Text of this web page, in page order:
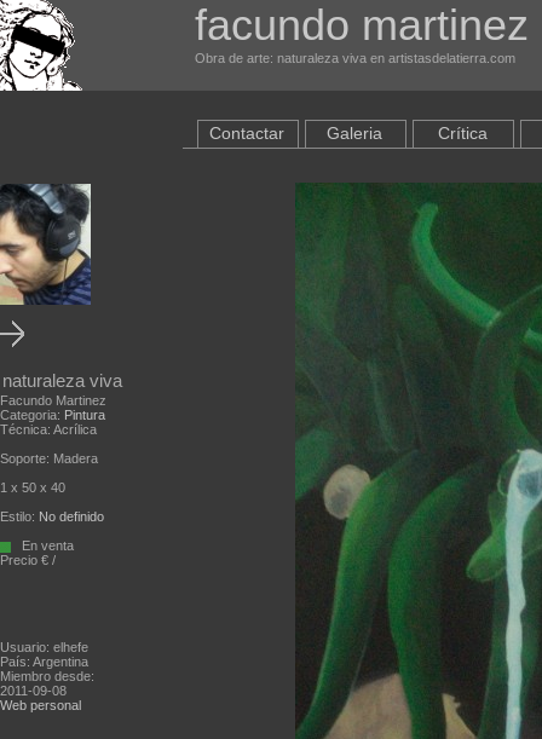
facundo martinez
Obra de arte: naturaleza viva en artistasdelatierra.com
naturaleza viva
Facundo Martinez
Categoria: Pintura
Técnica: Acrílica
Soporte: Madera
1 x 50 x 40
Estilo: No definido
En venta
Precio € /
Usuario: elhefe
País: Argentina
Miembro desde:
2011-09-08
Web personal
Contactar Galeria Crítica